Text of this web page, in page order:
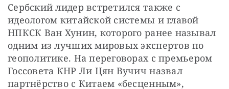
Сербский лидер встретился также с
идеологом китайской системы и главой
НПКСК Ван Хунин, которого ранее называл
одним из лучших мировых экспертов по
геополитике. На переговорах с премьером
Госсовета КНР Ли Цян Вучич назвал
партнёрство с Китаем «бесценным»,